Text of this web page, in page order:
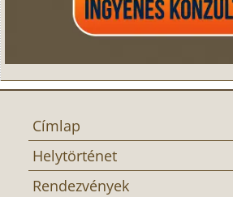
Címlap
Helytörténet
Rendezvények